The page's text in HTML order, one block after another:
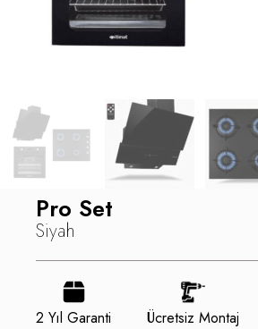
Pro Set
Siyah
2 Yıl Garanti Ücretsiz Montaj